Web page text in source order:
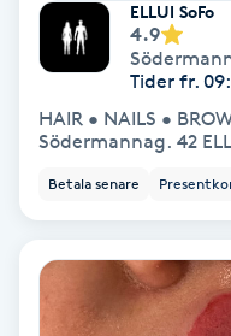
Fotsvamp
Fotvård
Fransar
Fransborttagning
Fransfärgning
ELLUI SoFo
4.9
Tider fr.
HAIR • NAILS •
Södermannag. 42
Betala senare